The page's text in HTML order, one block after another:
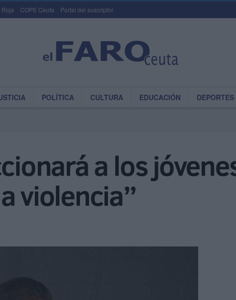
Roja COPE Ceuta Portal del suscriptor
POLÍTICA CULTURA EDUCACIÓN DEPORTES
a los
violencia”